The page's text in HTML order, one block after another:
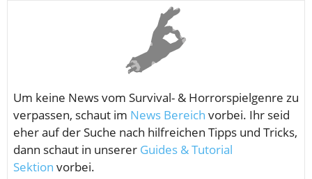
Um keine News vom Survival- & Horrorspielgenre zu
verpassen, schaut im News Bereich vorbei. Ihr seid
eher auf der Suche nach hilfreichen Tipps und Tricks,
dann schaut in unserer Guides & Tutorial
Sektion vorbei.